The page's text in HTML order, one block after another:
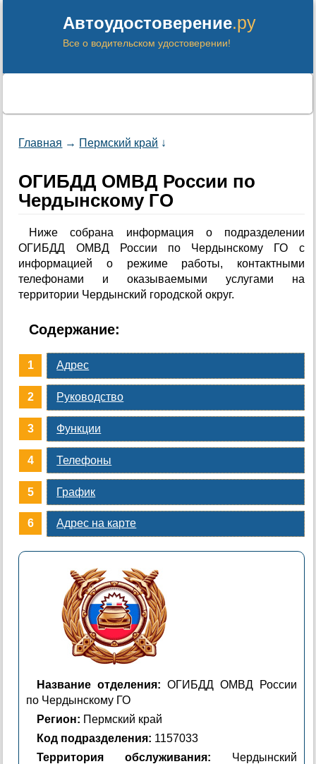
Автоудостоверение.ру
Все о водительском удостоверении!
Главная → Пермский край ↓
ОГИБДД ОМВД России по
Чердынскому ГО
Ниже собрана информация о подразделении
ОГИБДД ОМВД России по Чердынскому ГО с
информацией о режиме работы, контактными
телефонами и оказываемыми услугами на
территории Чердынский городской округ.
Содержание:
Адрес
Руководство
Функции
Телефоны
График
Адрес на карте
Название отделения: ОГИБДД ОМВД России
по Чердынскому ГО
Регион: Пермский край
Код подразделения: 1157033
Территория обслуживания: Чердынский